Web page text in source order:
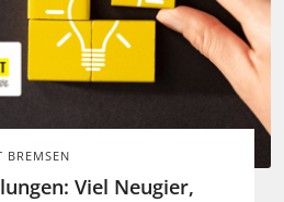
BREMSEN
Viel Neugier,